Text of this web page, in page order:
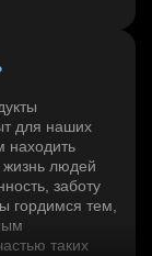
для наших
находить
людей
заботу
гордимся тем,
таких